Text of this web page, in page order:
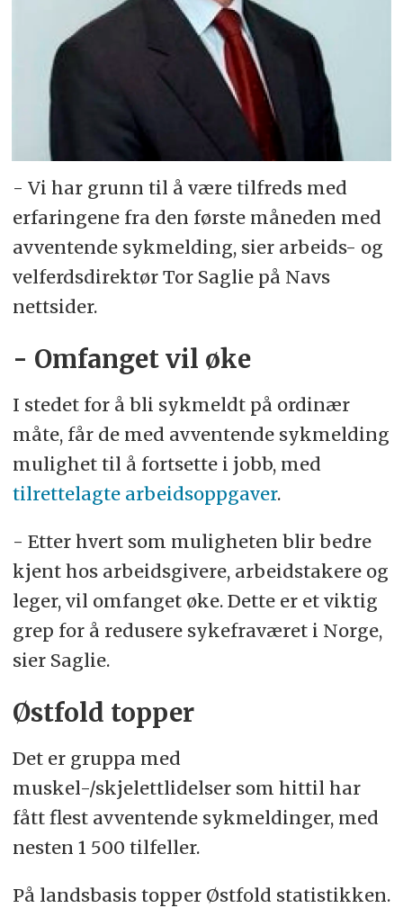
- Vi har grunn til å være tilfreds med
erfaringene fra den første måneden med
avventende sykmelding, sier arbeids- og
velferdsdirektør Tor Saglie på Navs
nettsider.
- Omfanget vil øke
I stedet for å bli sykmeldt på ordinær
måte, får de med avventende sykmelding
mulighet til å fortsette i jobb, med
tilrettelagte arbeidsoppgaver.
- Etter hvert som muligheten blir bedre
kjent hos arbeidsgivere, arbeidstakere og
leger, vil omfanget øke. Dette er et viktig
grep for å redusere sykefraværet i Norge,
sier Saglie.
Østfold topper
Det er gruppa med
muskel-/skjelettlidelser som hittil har
fått flest avventende sykmeldinger, med
nesten 1 500 tilfeller.
På landsbasis topper Østfold statistikken.